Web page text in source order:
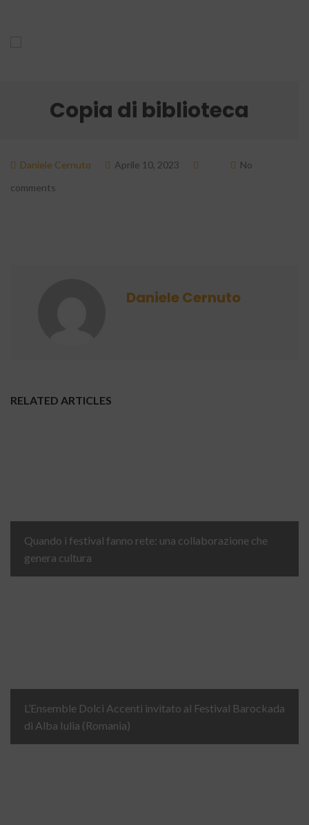
Copia di biblioteca
Daniele Cernuto Aprile 10, 2023
No
comments
Daniele Cernuto
RELATED ARTICLES
Quando i festival fanno rete: una collaborazione che
genera cultura
L’Ensemble Dolci Accenti invitato al Festival Barockada
di Alba Iulia (Romania)